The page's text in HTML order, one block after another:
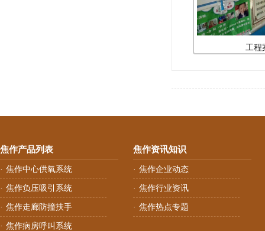
工程
焦作产品列表
· 焦作中心供氧系统
· 焦作负压吸引系统
· 焦作走廊防撞扶手
· 焦作病房呼叫系统
焦作资讯知识
· 焦作企业动态
· 焦作行业资讯
· 焦作热点专题